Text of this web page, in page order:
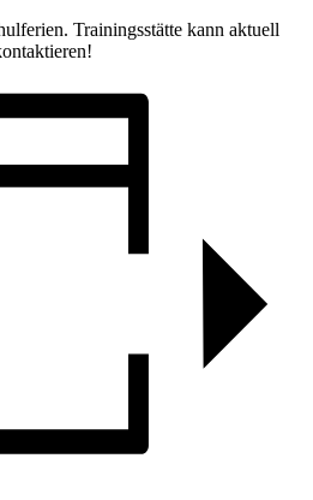
Trainingsstätte kann aktuell